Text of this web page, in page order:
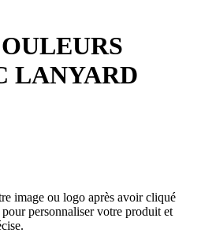
LANYARD
image ou logo après avoir cliqué
personnaliser votre produit et